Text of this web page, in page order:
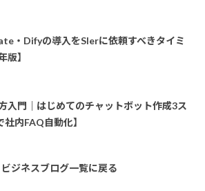
・Difyの導入をSIerに依頼すべきタイミ
版】
門｜はじめてのチャットボット作成3ス
内FAQ自動化】
ビジネスブログ一覧に戻る